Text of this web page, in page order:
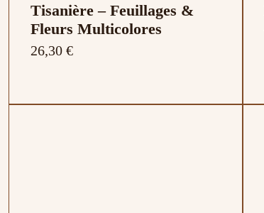
Tisanière – Feuillages &
Fleurs Multicolores
26,30 €